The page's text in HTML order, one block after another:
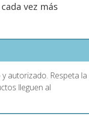
vez más
autorizado. Respeta la
lleguen al